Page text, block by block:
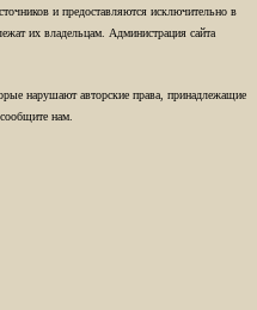
и предоставляются исключительно в
их владельцам. Администрация сайта
нарушают авторские права, принадлежащие
нам.